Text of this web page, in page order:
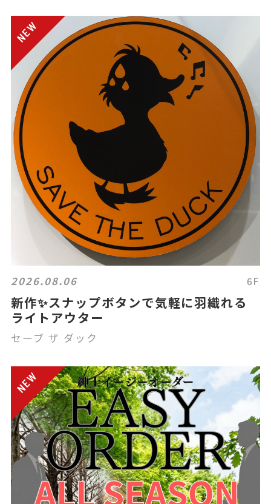
2026.08.06 6F
新作✨スナップボタンで気軽に羽織れる
ライトアウター
セーブ ザ ダック